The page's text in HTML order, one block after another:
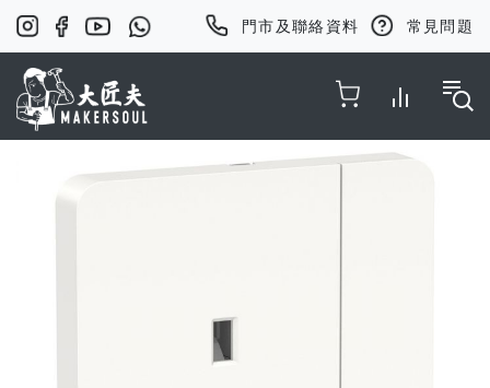
門市及聯絡資料 常見問題